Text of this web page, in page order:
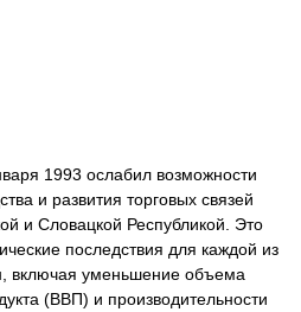
1993 ослабил возможности
и развития торговых связей
и Словацкой Республикой. Это
последствия для каждой из
включая уменьшение объема
(ВВП) и производительности